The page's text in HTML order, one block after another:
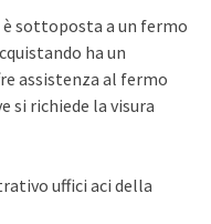
è sottoposta a un fermo
ha un
assistenza al fermo
si richiede la visura
uffici aci della